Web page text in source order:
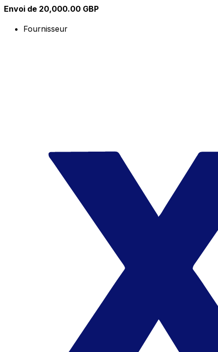
Envoi de 20,000.00 GBP
Fournisseur